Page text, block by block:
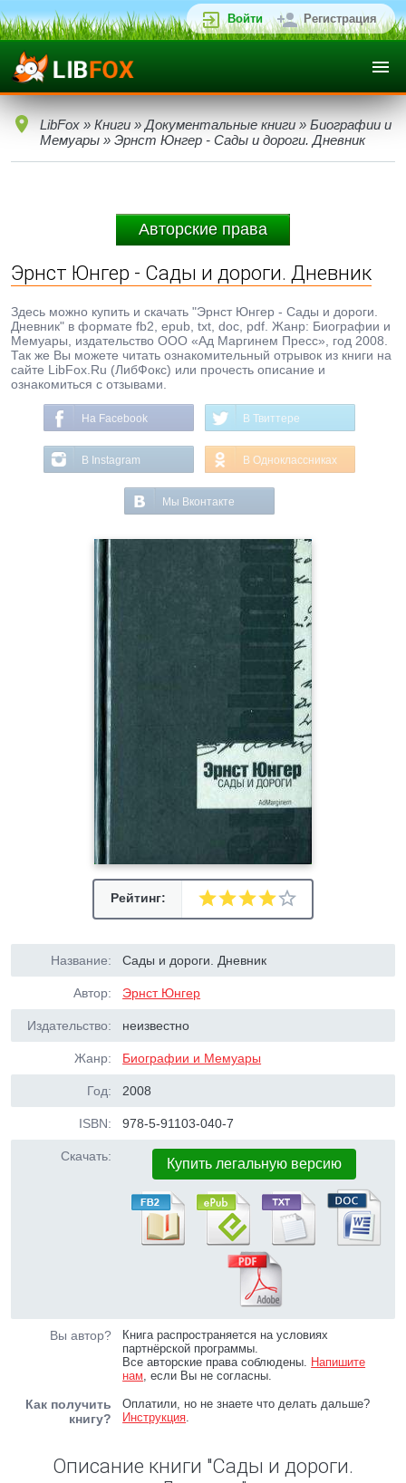
Войти Регистрация
LibFox » Книги » Документальные книги » Биографии и
Мемуары » Эрнст Юнгер - Сады и дороги. Дневник
Авторские права
Эрнст Юнгер - Сады и дороги. Дневник
Здесь можно купить и скачать "Эрнст Юнгер - Сады и дороги.
Дневник" в формате fb2, epub, txt, doc, pdf. Жанр: Биографии и
Мемуары, издательство ООО «Ад Маргинем Пресс», год 2008.
Так же Вы можете читать ознакомительный отрывок из книги на
сайте LibFox.Ru (ЛибФокс) или прочесть описание и
ознакомиться с отзывами.
На Facebook В Твиттере
В Instagram В Одноклассниках
Мы Вконтакте
Рейтинг:
Название: Сады и дороги. Дневник
Автор: Эрнст Юнгер
Издательство: неизвестно
Жанр: Биографии и Мемуары
Год: 2008
ISBN: 978-5-91103-040-7
Скачать: Купить легальную версию
Вы автор?
Книга распространяется на условиях
партнёрской программы.
Все авторские права соблюдены. Напишите
нам, если Вы не согласны.
Как получить
книгу?
Оплатили, но не знаете что делать дальше?
Инструкция.
Описание книги "Сады и дороги.